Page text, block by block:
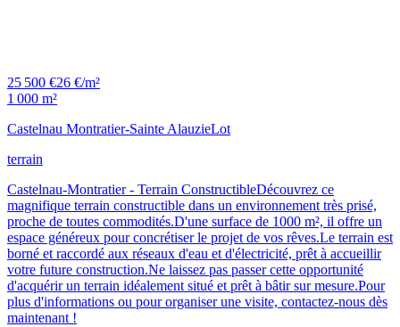
25 500 €26 €/m²
1 000 m²
Castelnau Montratier-Sainte AlauzieLot
terrain
Castelnau-Montratier - Terrain ConstructibleDécouvrez ce
magnifique terrain constructible dans un environnement très prisé,
proche de toutes commodités.D'une surface de 1000 m², il offre un
espace généreux pour concrétiser le projet de vos rêves.Le terrain est
borné et raccordé aux réseaux d'eau et d'électricité, prêt à accueillir
votre future construction.Ne laissez pas passer cette opportunité
d'acquérir un terrain idéalement situé et prêt à bâtir sur mesure.Pour
plus d'informations ou pour organiser une visite, contactez-nous dès
maintenant !